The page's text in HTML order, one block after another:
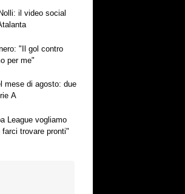
il video social
"Il gol contro
per me"
mese di agosto: due
A
League vogliamo
trovare pronti"